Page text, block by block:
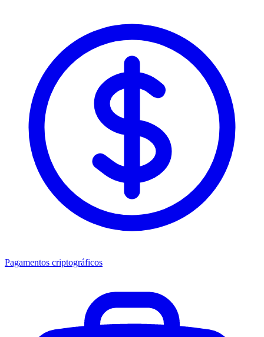
Pagamentos criptográficos